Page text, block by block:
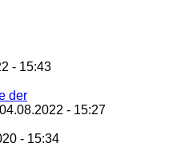
- 15:43
der
04.08.2022 - 15:27
- 15:34